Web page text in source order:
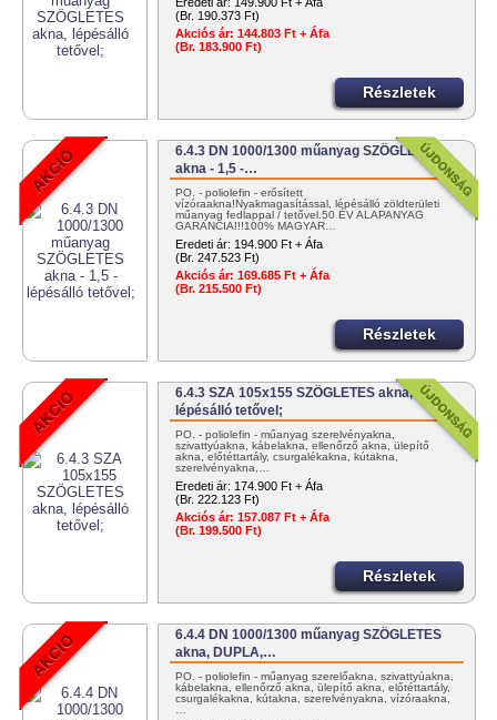
(Br. 190.373 Ft)
Akciós ár: 144.803 Ft + Áfa
(Br. 183.900 Ft)
Részletek
6.4.3 DN 1000/1300 műanyag SZÖGLETES
akna - 1,5 -…
PO. - poliolefin - erősített
vízóraakna!Nyakmagasítással, lépésálló zöldterületi
műanyag fedlappal / tetővel.50 ÉV ALAPANYAG
GARANCIA!!!100% MAGYAR…
Eredeti ár: 194.900 Ft + Áfa
(Br. 247.523 Ft)
Akciós ár: 169.685 Ft + Áfa
(Br. 215.500 Ft)
Részletek
6.4.3 SZA 105x155 SZÖGLETES akna,
lépésálló tetővel;
PO. - poliolefin - műanyag szerelvényakna,
szivattyúakna, kábelakna, ellenőrző akna, ülepítő
akna, előtéttartály, csurgalékakna, kútakna,
szerelvényakna,…
Eredeti ár: 174.900 Ft + Áfa
(Br. 222.123 Ft)
Akciós ár: 157.087 Ft + Áfa
(Br. 199.500 Ft)
Részletek
6.4.4 DN 1000/1300 műanyag SZÖGLETES
akna, DUPLA,…
PO. - poliolefin - műanyag szerelőakna, szivattyúakna,
kábelakna, ellenőrző akna, ülepítő akna, előtéttartály,
csurgalékakna, kútakna, szerelvényakna, vízóraakna,
…